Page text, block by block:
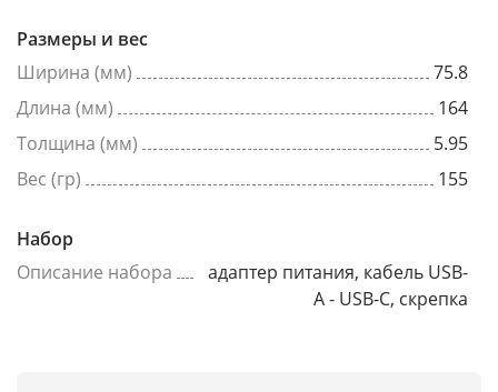
Размеры и вес
Ширина (мм)
75.8
Длина (мм)
164
Толщина (мм)
5.95
Вес (гр)
155
Набор
Описание набора
адаптер питания, кабель USB-
A - USB-C, скрепка